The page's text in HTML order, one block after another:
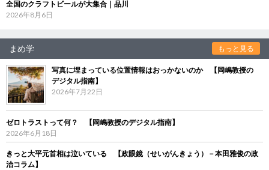
全国のクラフトビールが大集合｜品川
2026年8月6日
まめ学 もっと見る
写真に埋まっている位置情報はおっかないのか 【岡嶋教授の
デジタル指南】
2026年7月22日
ゼロトラストって何？ 【岡嶋教授のデジタル指南】
2026年6月18日
きっと大平元首相は泣いている 【政眼鏡（せいがんきょう）－本田雅俊の政
治コラム】